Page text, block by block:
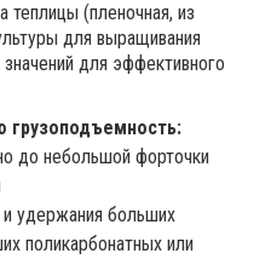
теплицы (пленочная, из
для выращивания
для эффективного
грузоподъемность:
до небольшой форточки
удержания больших
поликарбонатных или